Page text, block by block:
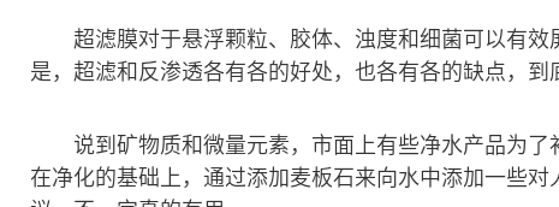
超滤膜对于悬浮颗粒、胶体、浊度和细菌可以有
是，超滤和反渗透各有各的好处，也各有各的缺点，到
说到矿物质和微量元素，市面上有些净水产品为
在净化的基础上，通过添加麦板石来向水中添加一些